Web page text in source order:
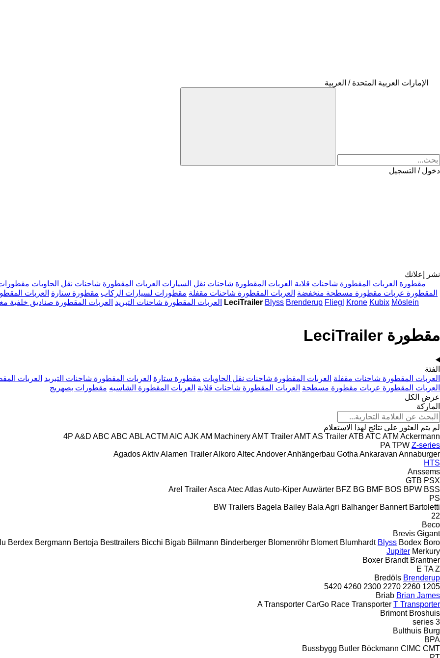
الإمارات العربية المتحدة / العربية
دخول / التسجيل
نشر إعلانك
مقطورة العربات المقطورة شاحنات قلابة العربات المقطورة شاحنات نقل السيارات العربات المقطورة شاحنات نقل الحاويات
المقطورة عربات مقطورة مسطحة منخفضة العربات المقطورة شاحنات مقفلة مقطورات لسيارات الركاب مقطورة ستارة العربات
العربات المقطورة شاحنات التبريد العربات المقطورة صناديق خلفية مقطورة LeciTrailer Blyss Brenderup Fliegl Krone Kubix Möslein
مقطورة LeciTrailer
الفئة
العربات المقطورة شاحنات مقفلة العربات المقطورة شاحنات نقل الحاويات مقطورة ستارة العربات المقطورة شاحنات التبريد العربات
العربات المقطورة عربات مقطورة مسطحة العربات المقطورة شاحنات قلابة العربات المقطورة الشاسيه مقطورات بصهريج
عرض الكل
الماركة
لم يتم العثور على نتائج لهذا الاستعلام
4P A&D ABC ABC ABLACTM AIC AJK AM MachineryAMT TrailerAMTAS TrailerATB ATC ATM Ackermann
PA TPW Z-series
AgadosAktivAlamen TrailerAlkoroAltecAndoverAnhängerbau Gotha Ankaravan Annaburger
HTS
Anssems
GTB PSX
Arel TrailerAsca AtecAtlasAuto-KiperAuwärter BFZ BG BMF BOS BPW BSS
PS
BW Trailers Bagela Bailey Bala Agri Balhanger Bannert Bartoletti
22
Beco
Brevis Gigant
Berdex Bergmann Bertoja Besttrailers Bicchi Bigab Biilmann Binderberger Blomenröhr Blomert Blumhardt Blyss Bodex Boro
Jupiter Merkury
Boxer Brandt Brantner
E TA Z
Bredöls Brenderup
1205
2260
2270
2300
4260
5420
Briab Brian James
A Transporter CarGo Race Transporter T Transporter
Brimont Broshuis
3 series
Bulthuis Burg
BPA
Bussbygg Butler Böckmann CIMC CMT